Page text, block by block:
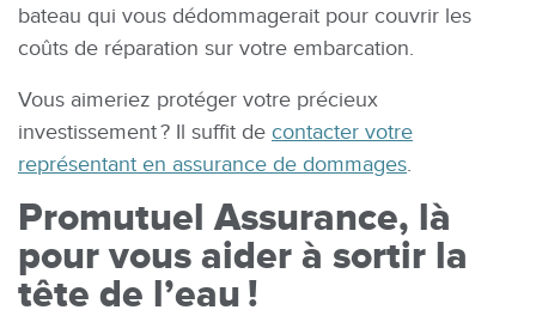
bateau qui vous dédommagerait pour couvrir les
coûts de réparation sur votre embarcation.
Vous aimeriez protéger votre précieux
investissement ? Il suffit de contacter votre
représentant en assurance de dommages.
Promutuel Assurance, là
pour vous aider à sortir la
tête de l’eau !